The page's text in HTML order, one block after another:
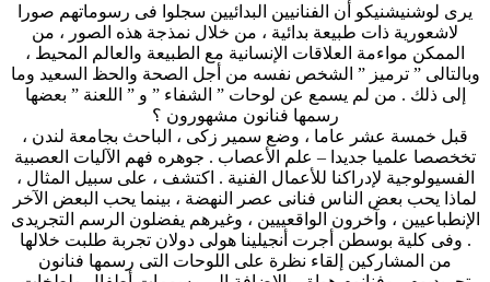
يرى لوشنيشنيكو أن الفنانيين البدائيين سجلوا فى رسوماتهم صورا
لاشعورية ذات طبيعة بدائية ، من خلال نمذجة هذه الصور ، من
الممكن مواءمة العلاقات الإنسانية مع الطبيعة والعالم المحيط ،
وبالتالى ” ترميز ” الشخص نفسه من أجل الصحة والحظ السعيد وما
إلى ذلك . من لم يسمع عن لوحات ” الشفاء ” و ” اللعنة ” بعضها
رسمها فنانون مشهورون ؟
قبل خمسة عشر عاما ، وضع سمير زكى ، الباحث بجامعة لندن ،
تخخصصا علميا جديدا – علم الأعصاب . جوهره فهم الآليات العصبية
الفسيولوجية لإدراكنا للأعمال الفنية . اكتشف ، على سبيل المثال ،
لماذا يحب بعض الناس فنانى عصر النهضة ، بينما يحب البعض الآخر
الإنطباعيين ، وآخرون الواقعييين ، وغيرهم يفضلون الرسم التجريدى
. وفى كلية بوسطن أجرت أنجيلينا هولى دولان تجربة طلبت خلالها
من المشاركين إلقاء نظرة على اللوحات التى رسمها فنانون